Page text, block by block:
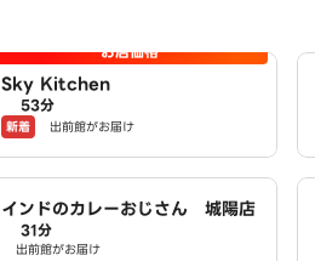
お店価格
Sky Kitchen
53分
新着 出前館がお届け
インドのカレーおじさん 城陽店
31分
出前館がお届け